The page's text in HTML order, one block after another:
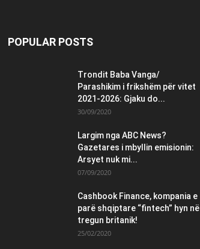
POPULAR POSTS
Trondit Baba Vanga/
Parashikim i frikshëm për vitet
2021-2026: Gjaku do...
30/09/2020
Largim nga ABC News?
Gazetares i mbyllin emisionin:
Arsyet nuk mi...
07/09/2020
Cashbook Finance, kompania e
parë shqiptare “fintech” hyn në
tregun britanik!
25/02/2020